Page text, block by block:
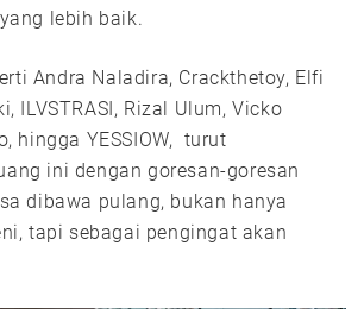
lebih baik.
Andra Naladira, Crackthetoy, Elfi
ILVSTRASI, Rizal Ulum, Vicko
hingga YESSIOW, turut
ini dengan goresan-goresan
dibawa pulang, bukan hanya
tapi sebagai pengingat akan